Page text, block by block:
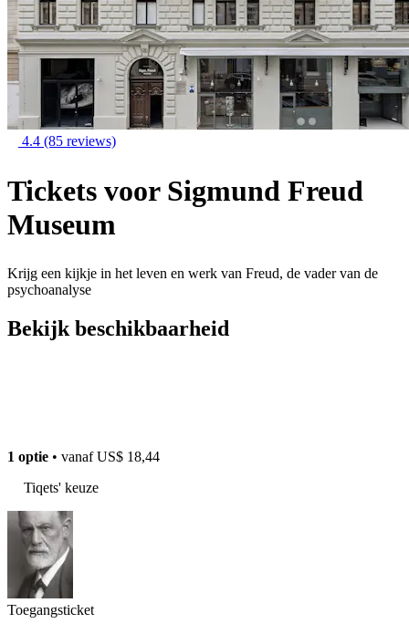
4.4 (85 reviews)
Tickets voor Sigmund Freud
Museum
Krijg een kijkje in het leven en werk van Freud, de vader van de
psychoanalyse
Bekijk beschikbaarheid
1 optie • vanafUS$ 18,44
Tiqets' keuze
Toegangsticket